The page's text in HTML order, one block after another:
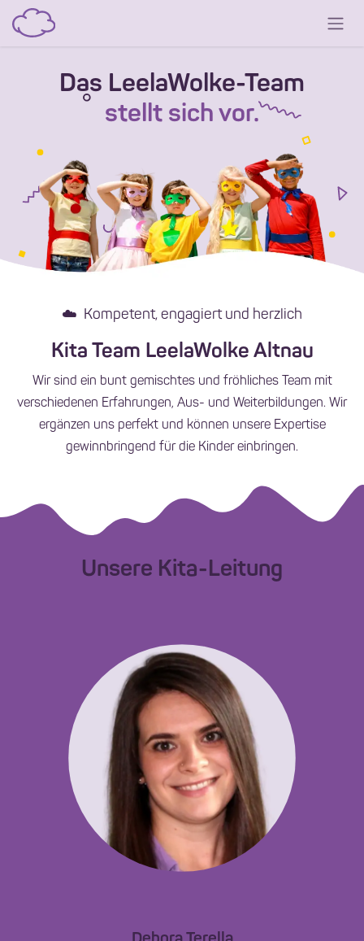
Zum Inhalt springen
Das LeelaWolke-Team
stellt sich vor.
☁️ Kompetent, engagiert und herzlich
Kita Team LeelaWolke Altnau
Wir sind ein bunt gemischtes und fröhliches Team mit
verschiedenen Erfahrungen, Aus- und Weiterbildungen. Wir
ergänzen uns perfekt und können unsere Expertise
gewinnbringend für die Kinder einbringen.
Unsere Kita-Leitung